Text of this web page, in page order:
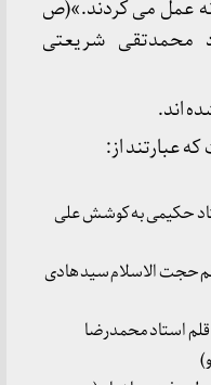
عمل می کردند.»(ص
محمدتقی شریعتی
اند.
عبارتند از:
حکیمی به کوشش علی
حجت الاسلام سید هادی
استاد محمدرضا